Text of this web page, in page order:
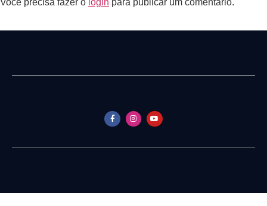
Você precisa fazer o login para publicar um comentário.